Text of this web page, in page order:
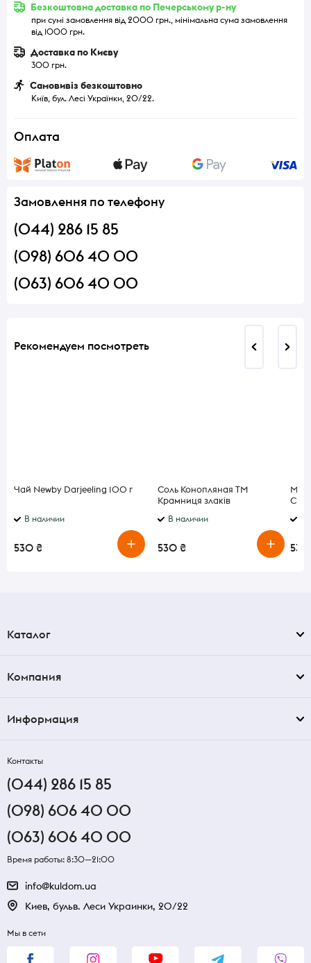
Безкоштовна доставка по Печерському р-ну
при сумі замовлення від 2000 грн., мінімальна сума замовлення
від 1000 грн.
Доставка по Києву
300 грн.
Самовивіз безкоштовно
Київ, бул. Лесі Українки, 20/22.
Оплата
Замовлення по телефону
(044) 286 15 85
(098) 606 40 00
(063) 606 40 00
Рекомендуем посмотреть
Чай Newby Darjeeling 100 г
В наличии
530 ₴
Соль Конопляная ТМ
Крамниця злаків
В наличии
530 ₴
Каталог
Компания
Информация
Контакты
(044) 286 15 85
(098) 606 40 00
(063) 606 40 00
Время работы: 8:30—21:00
info@kuldom.ua
Киев, бульв. Леси Украинки, 20/22
Мы в сети